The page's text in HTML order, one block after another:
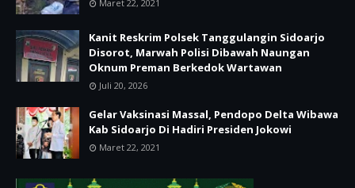
Maret 22, 2021
Kanit Reskrim Polsek Tanggulangin Sidoarjo
Disorot, Marwah Polisi Dibawah Naungan
Oknum Preman Berkedok Wartawan
Juli 20, 2026
Gelar Vaksinasi Massal, Pendopo Delta Wibawa
Kab Sidoarjo Di Hadiri Presiden Jokowi
Maret 22, 2021